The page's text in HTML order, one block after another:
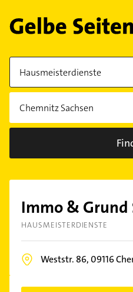
Immo & Grund
HAUSMEISTERDIENSTE
Weststr. 86,09116